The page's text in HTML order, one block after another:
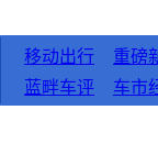
移动出行
重磅
蓝畔车评
车市